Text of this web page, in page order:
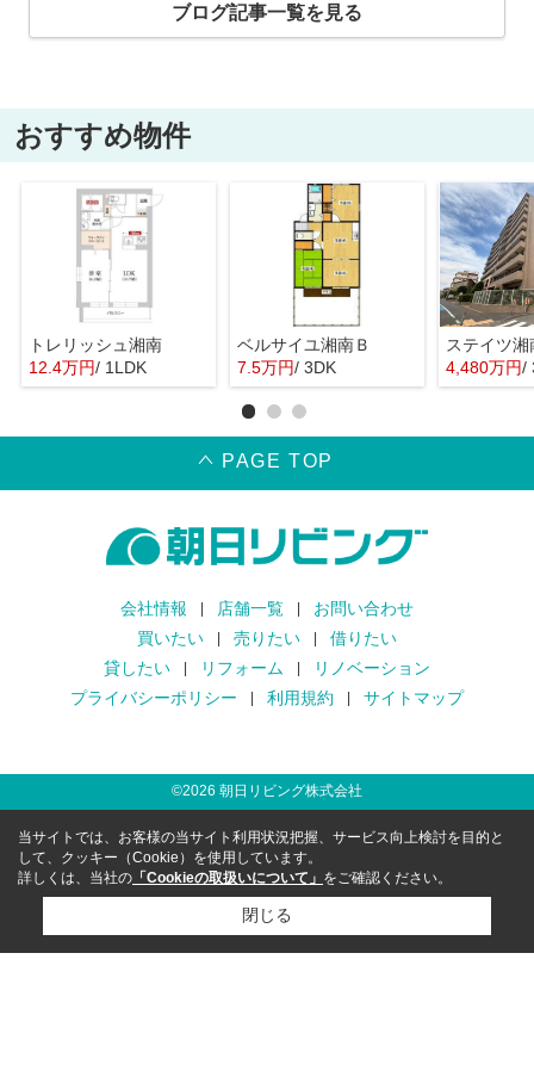
ブログ記事一覧を見る
おすすめ物件
トレリッシュ湘南
12.4万円/ 1LDK
ベルサイユ湘南Ｂ
7.5万円/ 3DK
ステイツ湘
4,480万円/
PAGE TOP
会社情報 店舗一覧
お問い合わせ
買いたい
売りたい
借りたい
貸したい
リフォーム
リノベーション
プライバシーポリシー
利用規約 サイトマップ
©2026 朝日リビング株式会社
当サイトでは、お客様の当サイト利用状況把握、サービス向上検討を目的と
して、クッキー（Cookie）を使用しています。
詳しくは、当社の 「Cookieの取扱いについて」 をご確認ください。
閉じる